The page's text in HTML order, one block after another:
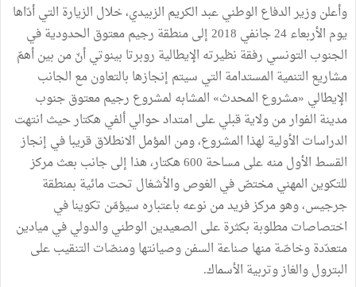
وأعلن وزير الدفاع الوطني عبد الكريم الزبيدي، خلال الزيارة التي أدّاها
يوم الأربعاء 24 جانفي 2018 إلى منطقة رجيم معتوق الحدودية في
الجنوب التونسي رفقة نظيرته الإيطالية روبرتا بينوتي أنّ من بين أهمّ
مشاريع التنمية المستدامة التي سيتم إنجازها بالتعاون مع الجانب
الإيطالي «مشروع المحدث» المشابه لمشروع رجيم معتوق جنوب
مدينة الفوار من ولاية قبلي على امتداد حوالي ألفي هكتار حيث انتهت
الدراسات الأولية لهذا المشروع، ومن المؤمل الانطلاق قريبا في إنجاز
القسط الأول منه على مساحة 600 هكتار، هذا إلى جانب بعث مركز
للتكوين المهني مختصّ في الغوص والأشغال تحت مائية بمنطقة
جرجيس، وهو مركز فريد من نوعه باعتباره سيؤمّن تكوينا في
اختصاصات مطلوبة بكثرة على الصعيدين الوطني والدولي في ميادين
متعدّدة وخاصّة منها صناعة السفن وصيانتها ومنصّات التنقيب على
البترول والغاز وتربية الأسماك.